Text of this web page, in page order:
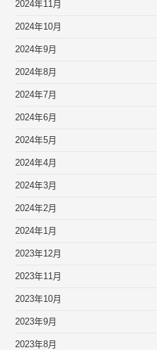
2024年11月
2024年10月
2024年9月
2024年8月
2024年7月
2024年6月
2024年5月
2024年4月
2024年3月
2024年2月
2024年1月
2023年12月
2023年11月
2023年10月
2023年9月
2023年8月